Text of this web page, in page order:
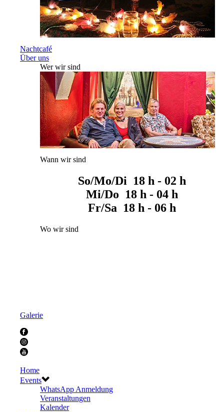
Nachtcafé
Über uns
Wer wir sind
Wann wir sind
So/Mo/Di 18 h - 02 h
Mi/Do 18 h - 04 h
Fr/Sa 18 h - 06 h
Wo wir sind
Galerie
Home
Events
WhatsApp Anmeldung
Veranstaltungen
Kalender